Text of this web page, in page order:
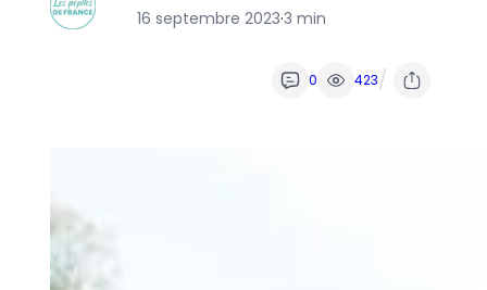
16 septembre 2023·3 min
0 423/